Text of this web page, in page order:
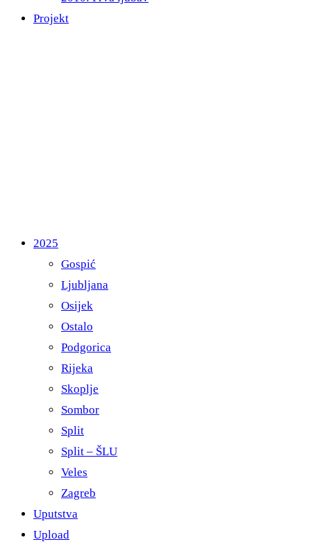
Projekt
2025
Gospić
Ljubljana
Osijek
Ostalo
Podgorica
Rijeka
Skoplje
Sombor
Split
Split – ŠLU
Veles
Zagreb
Uputstva
Upload